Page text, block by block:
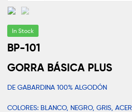
In Stock
BP-101
GORRA BÁSICA PLUS
DE GABARDINA 100% ALGODÓN
COLORES: BLANCO, NEGRO, GRIS,